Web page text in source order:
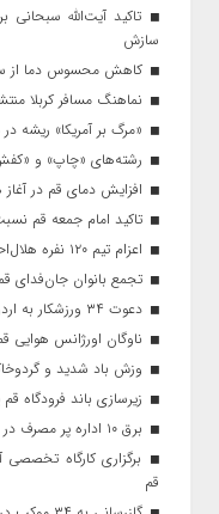
تاکید آیت‌الله‌
سازش
کاهش محسوس دما از
نماهنگ مسافر کربلا
«مرگ بر آمریکا» ریشه
رشته‌های «چاپ» و
افزایش دمای قم در آغاز
تاکید امام جمعه قم
اعزام تیم ۱۲۰ نفره هلال‌احمر قم به کربلا
تجمع بانوان جان‌فدای
دعوت ۳۴ ورزشکار به اردوهای تیم ملی
ناوگان اورژانس هوایی
وزش باد شدید و
زیرسازی باند فرودگاه
برق ۱۰ اداره پر مصرف در قم قطع شد
برگزاری کارگاه تخصصی
قم